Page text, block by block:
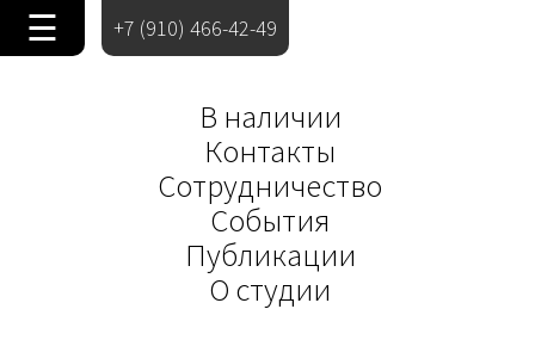
☰ +7 (910) 466-42-49
В наличии
Контакты
Сотрудничество
События
Публикации
О студии